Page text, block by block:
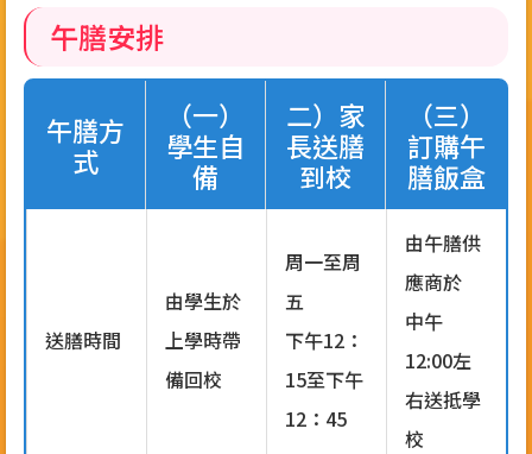
午膳安排
午膳方
式
（一）
學生自
備
二）家
長送膳
到校
（三）
訂購午
膳飯盒
送膳時間
由學生於
上學時帶
備回校
周一至周
五
下午12：
15至下午
12：45
由午膳供
應商於
中午
12:00左
右送抵學
校